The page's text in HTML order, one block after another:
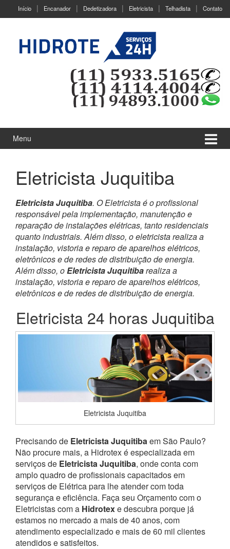
Início Encanador Dedetizadora Eletricista Telhadista Contato
Menu
Eletricista Juquitiba
Eletricista Juquitiba. O Eletricista é o profissional
responsável pela implementação, manutenção e
reparação de instalações elétricas, tanto residenciais
quanto industriais. Além disso, o eletricista realiza a
instalação, vistoria e reparo de aparelhos elétricos,
eletrônicos e de redes de distribuição de energia.
Além disso, oEletricista Juquitibarealiza a
instalação, vistoria e reparo de aparelhos elétricos,
eletrônicos e de redes de distribuição de energia.
Eletricista 24 horas Juquitiba
Eletricista Juquitiba
Precisando de Eletricista Juquitibaem São Paulo?
Não procure mais, a Hidrotex é especializada em
serviços de Eletricista Juquitiba, onde conta com
amplo quadro de profissionais capacitados em
serviços de Elétrica para lhe atender com toda
segurança e eficiência. Faça seu Orçamento com o
Eletricistas com a Hidrotexe descubra porque já
estamos no mercado a mais de 40 anos, com
atendimento especializado e mais de 60 mil clientes
atendidos e satisfeitos.